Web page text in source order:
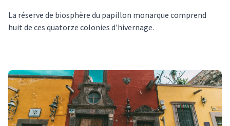
La réserve de biosphère du papillon monarque comprend
huit de ces quatorze colonies d'hivernage.